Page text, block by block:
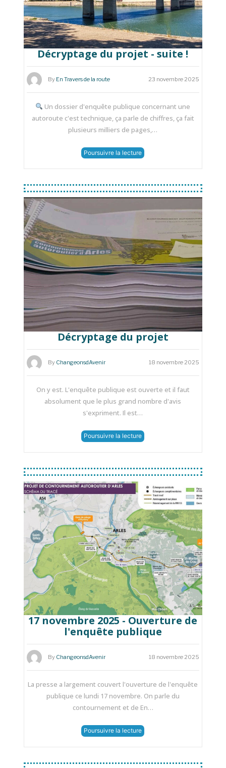
Décryptage du projet - suite !
By En Travers de la route 23 novembre 2025
Un dossier d'enquête publique concernant une
autoroute c'est technique, ça parle de chiffres, ça fait
plusieurs milliers de pages,…
Poursuivre la lecture
Décryptage du projet
By ChangeonsdAvenir 18 novembre 2025
On y est. L'enquête publique est ouverte et il faut
absolument que le plus grand nombre d'avis
s'expriment. Il est…
Poursuivre la lecture
17 novembre 2025 - Ouverture de
l'enquête publique
By ChangeonsdAvenir 18 novembre 2025
La presse a largement couvert l'ouverture de l'enquête
publique ce lundi 17 novembre. On parle du
contournement et de En…
Poursuivre la lecture